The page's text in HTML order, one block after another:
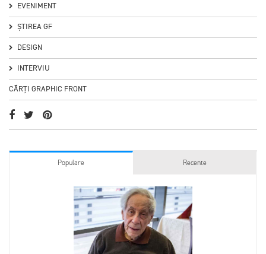
EVENIMENT
ȘTIREA GF
DESIGN
INTERVIU
CĂRȚI GRAPHIC FRONT
Populare Recente